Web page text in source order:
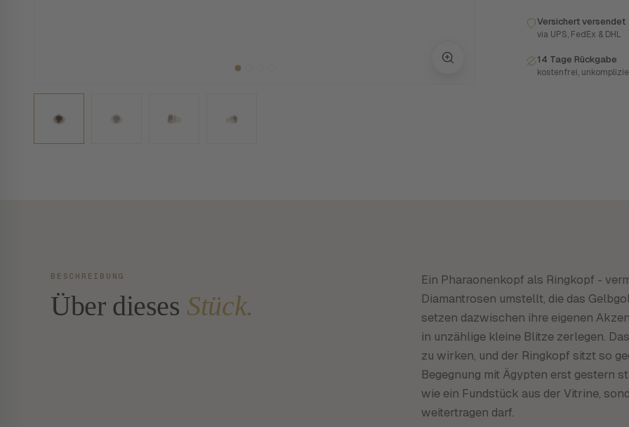
Versichert versendet
via UPS, FedEx & DHL
14 Tage Rückgabe
kostenfrei,
BESCHREIBUNG
Über dieses Stück.
Ein Pharaonenkopf als Ringkopf -
Diamantrosen umstellt, die das
setzen dazwischen ihre eigenen
in unzählige kleine Blitze zerlegen.
zu wirken, und der Ringkopf sitzt so
Begegnung mit Ägypten erst gestern
wie ein Fundstück aus der Vitrine,
weitertragen darf.